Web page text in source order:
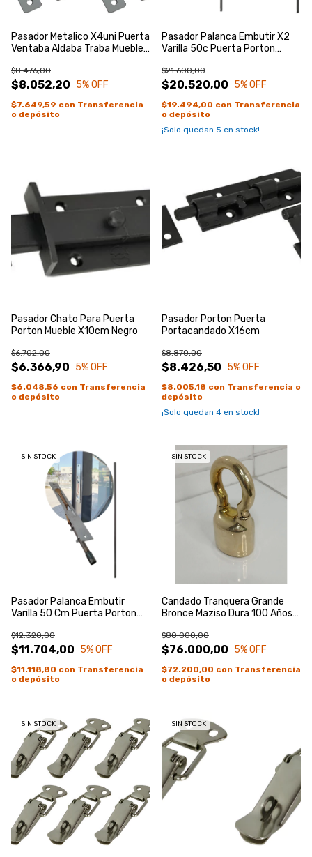
Pasador Metalico X4uni Puerta
Ventaba Aldaba Traba Mueble
$8.052,20
$8.476,00
5% OFF
$7.649,59 con Transferencia
o depósito
Pasador Palanca Embutir X2
Varilla 50c Puerta Porton
$20.520,00
$21.600,00
5% OFF
$19.494,00 con Transferencia
o depósito
¡Solo quedan 5 en stock!
Pasador Chato Para Puerta
Porton Mueble X10cm Negro
$6.366,90
$6.702,00
5% OFF
$6.048,56 con Transferencia
o depósito
Pasador Porton Puerta
Portacandado X16cm
$8.426,50
$8.870,00
5% OFF
$8.005,18 con Transferencia o
depósito
¡Solo quedan 4 en stock!
SIN STOCK
Pasador Palanca Embutir
Varilla 50 Cm Puerta Porton
$11.704,00
$12.320,00
5% OFF
$11.118,80 con Transferencia
o depósito
SIN STOCK
Candado Tranquera Grande
Bronce Maziso Dura 100 Años
$76.000,00
$80.000,00
5% OFF
$72.200,00 con Transferencia
o depósito
SIN STOCK SIN STOCK